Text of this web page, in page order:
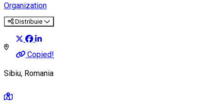
Organization
Distribuie
Copied!
Sibiu, Romania